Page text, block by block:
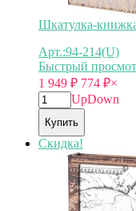
Шкатулка-
Арт.:94-214(U)
Быстрый
1 949 ₽ 774 ₽×
UpDown
Купить
Скидка!